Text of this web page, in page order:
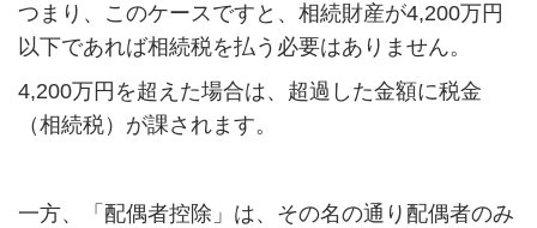
つまり、このケースですと、相続財産が4,200万円
以下であれば相続税を払う必要はありません。
4,200万円を超えた場合は、超過した金額に税金
（相続税）が課されます。
一方、「配偶者控除」は、その名の通り配偶者のみ